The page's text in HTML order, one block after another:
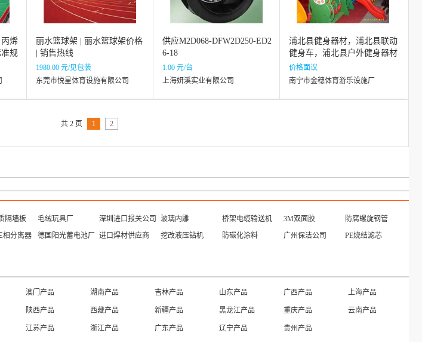
烯
规
丽水篮球架 | 丽水篮球架价格
| 销售热线
1980.00 元/见包装
东莞市悦星体育设施有限公司
供应M2D068-DFW2D250-ED2
6-18
1.00 元/台
上海妍溪实业有限公司
浦北县健身器材，浦北县联动
健身车，浦北县户外健身器材
价格面议
南宁市金穗体育游乐设施厂
共 2 页 1 2
隔墙板 毛绒玩具厂 深圳进口报关公司 玻璃内雕 桥架电缆输送机 3M双面胶
防腐螺旋钢管
相分离器 德国阳光蓄电池厂 进口焊材供应商 挖改液压钻机 防碳化涂料 广州保洁公司 PE烧结滤芯
澳门产品 湖南产品 吉林产品 山东产品 广西产品 上海产品
陕西产品 西藏产品 新疆产品 黑龙江产品 重庆产品 云南产品
江苏产品 浙江产品 广东产品 辽宁产品 贵州产品